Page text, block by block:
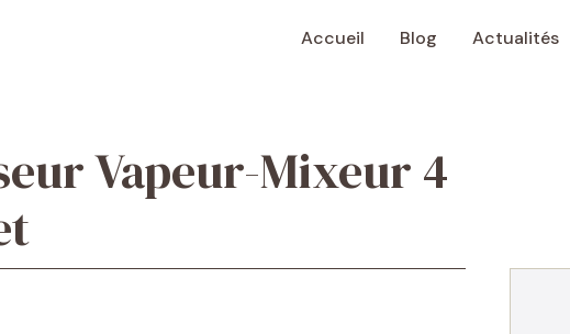
Accueil Blog Actualités
Vapeur-Mixeur 4